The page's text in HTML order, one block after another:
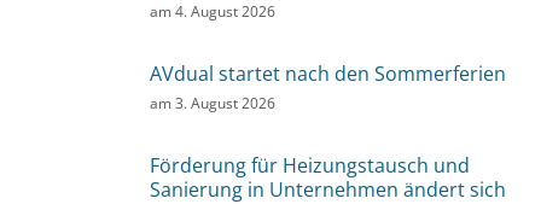
am4. August 2026
AVdual startet nach den Sommerferien
am3. August 2026
Förderung für Heizungstausch und
Sanierung in Unternehmen ändert sich